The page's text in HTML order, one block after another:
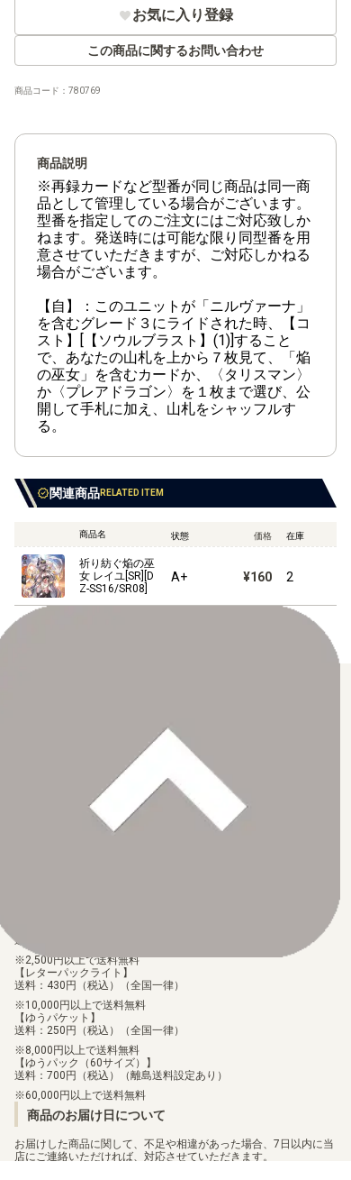
お気に入り登録
この商品に関するお問い合わせ
商品コード： 780769
商品説明
※再録カードなど型番が同じ商品は同一商
品として管理している場合がございます。
型番を指定してのご注文にはご対応致しか
ねます。発送時には可能な限り同型番を用
意させていただきますが、ご対応しかねる
場合がございます。
【自】：このユニットが「ニルヴァーナ」
を含むグレード３にライドされた時、【コ
スト】[【ソウルブラスト】(1)]すること
で、あなたの山札を上から７枚見て、「焔
の巫女」を含むカードか、〈タリスマン〉
か〈プレアドラゴン〉を１枚まで選び、公
開して手札に加え、山札をシャッフルす
る。
関連商品RELATED ITEM
商品名 状態 価格 在庫
祈り紡ぐ焔の巫
女 レイユ[SR][D
Z-SS16/SR08]
A+ ¥160 2
各種ブランドのカードをご利用いただけます。
【Paidy（後払い/コンビニ払い）】
お支払後の在庫確保となりますため、お早めにお支払をお願いし
なお、お支払口座は、注文確認メールに記載しております。
振込手数料はお客様負担となります。
送料：100円（税込）（全国一律）
2,500円以上で送料無料
【レターパックライト】
送料：430円（税込）（全国一律）
10,000円以上で送料無料
【ゆうパケット】
送料：250円（税込）（全国一律）
8,000円以上で送料無料
【ゆうパック（60サイズ）】
送料：700円（税込）（離島送料設定あり）
60,000円以上で送料無料
商品のお届け日について
お届けした商品に関して、不足や相違があった場合、7日以内に当
店にご連絡いただければ、対応させていただきます。